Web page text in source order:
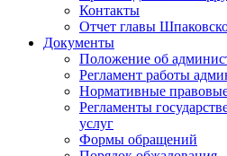
Контакты
Отчет главы
Документы
Положение об
Регламент работы
Нормативные
Регламенты
услуг
Формы обращений